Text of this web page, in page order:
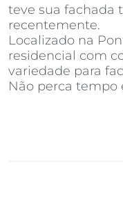
teve sua fachada
recentemente.
Localizado na
residencial com
variedade para
Não perca tempo